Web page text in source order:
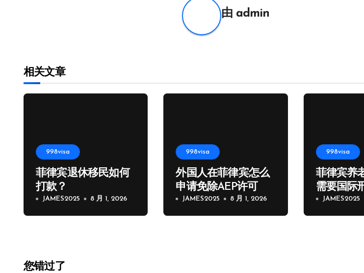
由 admin
相关文章
998visa
菲律宾退休移民如何
打款？
JAMES2025 8 月 1, 2026
998visa
外国人在菲律宾怎么
申请免除AEP许可
JAMES2025 8 月 1, 2026
998visa
菲律宾养
需要国际
吗？
JAMES2025
您错过了